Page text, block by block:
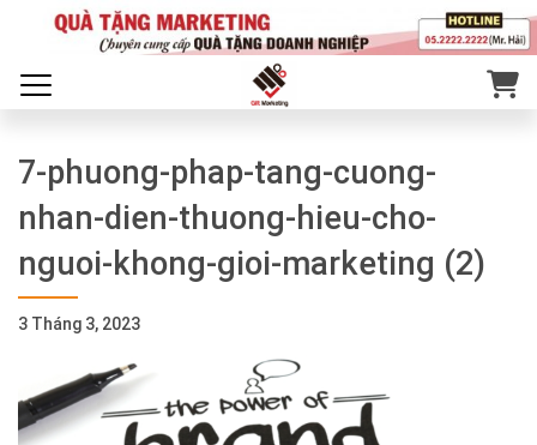
7-phuong-phap-tang-cuong-
nhan-dien-thuong-hieu-cho-
nguoi-khong-gioi-marketing (2)
3 Tháng 3, 2023